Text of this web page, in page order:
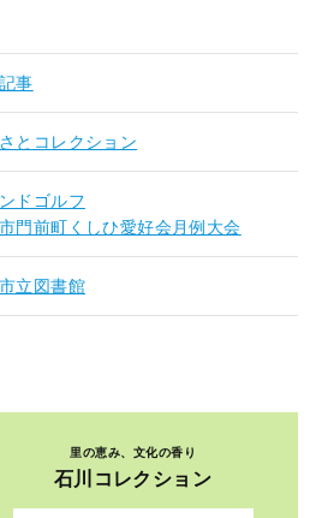
事
とコレクション
ドゴルフ
門前町くしひ愛好会月例大会
立図書館
里の恵み、文化の香り
石川コレクション